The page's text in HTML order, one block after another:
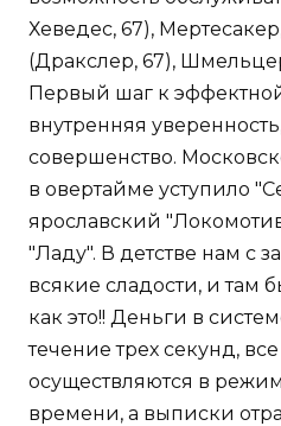
Хеведес, 67),
(Дракслер, 67),
Первый шаг к
внутренняя
совершенство.
в овертайме уступило
ярославский
"Ладу". В детстве нам с
всякие сладости, и там
как это!! Деньги в
течение трех секунд,
осуществляются в
времени, а выписки